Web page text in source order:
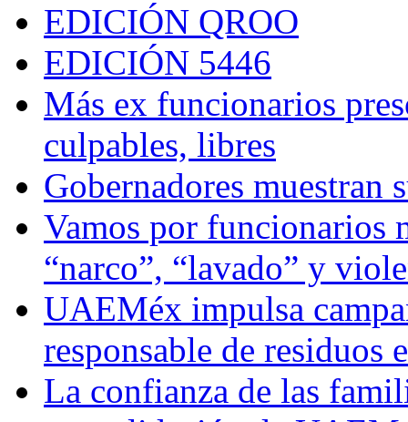
EDICIÓN QROO
EDICIÓN 5446
Más ex funcionarios
culpables, libres
Gobernadores muestran
Vamos por funcionarios
“narco”, “lavado” y
UAEMéx impulsa
responsable de residuos
La confianza de las